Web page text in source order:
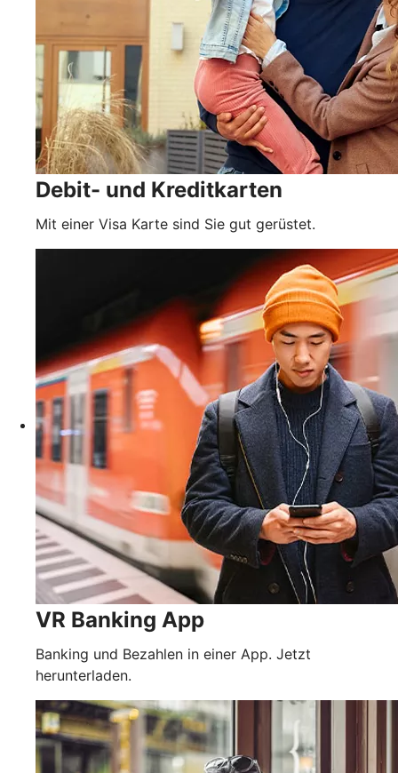
Debit- und Kreditkarten
Mit einer Visa Karte sind Sie gut gerüstet.
VR Banking App
Banking und Bezahlen in einer App. Jetzt
herunterladen.